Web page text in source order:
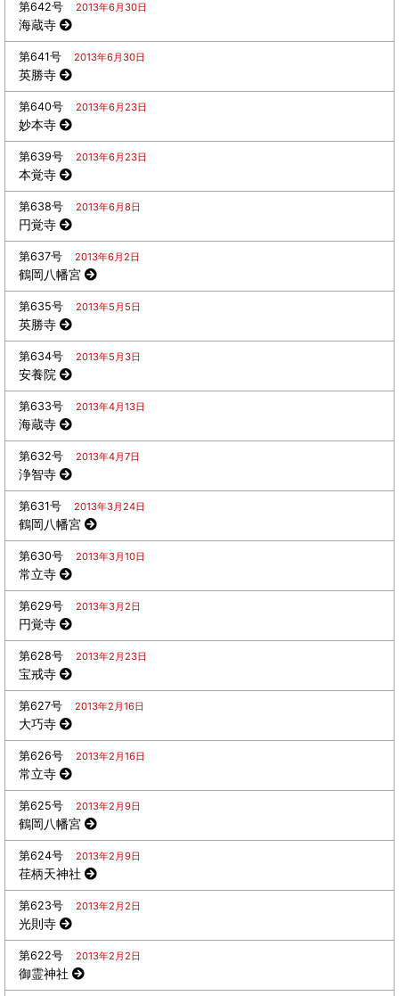
第642号 2013年6月30日
海蔵寺
第641号 2013年6月30日
英勝寺
第640号 2013年6月23日
妙本寺
第639号 2013年6月23日
本覚寺
第638号 2013年6月8日
円覚寺
第637号 2013年6月2日
鶴岡八幡宮
第635号 2013年5月5日
英勝寺
第634号 2013年5月3日
安養院
第633号 2013年4月13日
海蔵寺
第632号 2013年4月7日
浄智寺
第631号 2013年3月24日
鶴岡八幡宮
第630号 2013年3月10日
常立寺
第629号 2013年3月2日
円覚寺
第628号 2013年2月23日
宝戒寺
第627号 2013年2月16日
大巧寺
第626号 2013年2月16日
常立寺
第625号 2013年2月9日
鶴岡八幡宮
第624号 2013年2月9日
荏柄天神社
第623号 2013年2月2日
光則寺
第622号 2013年2月2日
御霊神社